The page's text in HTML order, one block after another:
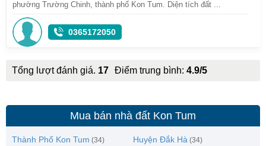
phường Trường Chinh, thành phố Kon Tum. Diện tích đất ...
0365172050
Tổng lượt đánh giá. 17 Điểm trung bình: 4.9/5
Mua bán nhà đất Kon Tum
Thành Phố Kon Tum (34) Huyện Đắk Hà (34)